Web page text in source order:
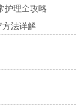
护理全攻略
方法详解